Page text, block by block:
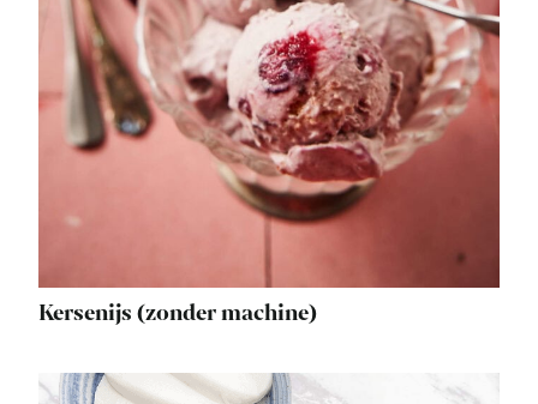
Kersenijs (zonder machine)